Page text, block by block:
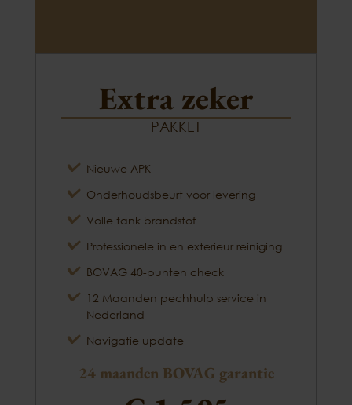
Extra zeker
PAKKET
Nieuwe APK
Onderhoudsbeurt voor levering
Volle tank brandstof
Professionele in en exterieur reiniging
BOVAG 40-punten check
12 Maanden pechhulp service in
Nederland
Navigatie update
24 maanden BOVAG garantie